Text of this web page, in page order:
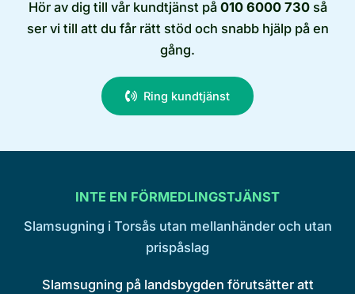
Hör av dig till vår kundtjänst på 010 6000 730så
ser vi till att du får rätt stöd och snabb hjälp på en
gång.
Ring kundtjänst
INTE EN FÖRMEDLINGSTJÄNST
Slamsugning i Torsås utan mellanhänder och utan
prispåslag
Slamsugning på landsbygden förutsätter att